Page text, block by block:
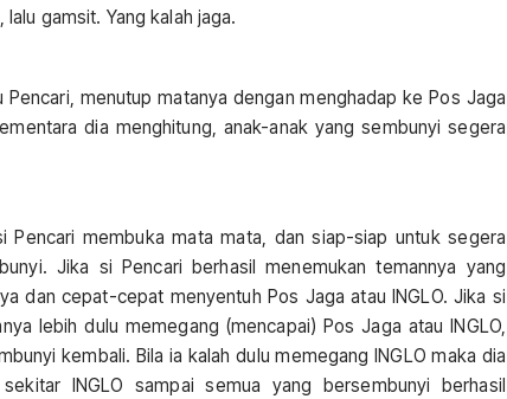
gamsit. Yang kalah jaga.
menutup matanya dengan menghadap ke Pos Jaga
dia menghitung, anak-anak yang sembunyi segera
Pencari membuka mata mata, dan siap-siap untuk segera
Jika si Pencari berhasil menemukan temannya yang
dan cepat-cepat menyentuh Pos Jaga atau INGLO. Jika si
lebih dulu memegang (mencapai) Pos Jaga atau INGLO,
kembali. Bila ia kalah dulu memegang INGLO maka dia
INGLO sampai semua yang bersembunyi berhasil